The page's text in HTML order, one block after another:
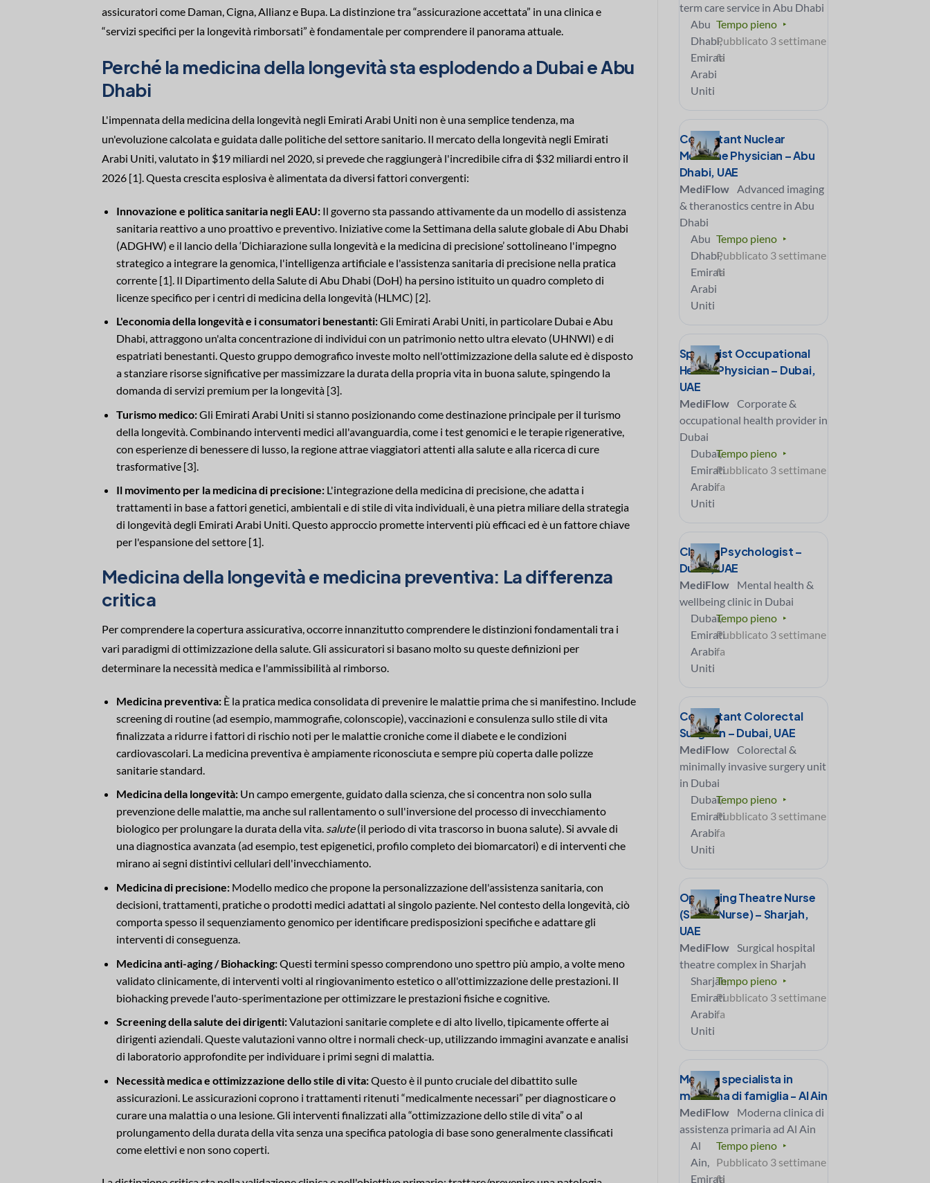
assicuratori come Daman, Cigna, Allianz e Bupa. La distinzione tra “assicurazione accettata” in una clinica e
“servizi specifici per la longevità rimborsati” è fondamentale per comprendere il panorama attuale.
Perché la medicina della longevità sta esplodendo a Dubai e Abu
Dhabi
L'impennata della medicina della longevità negli Emirati Arabi Uniti non è una semplice tendenza, ma
un'evoluzione calcolata e guidata dalle politiche del settore sanitario. Il mercato della longevità negli Emirati
Arabi Uniti, valutato in $19 miliardi nel 2020, si prevede che raggiungerà l'incredibile cifra di $32 miliardi entro il
2026 [1]. Questa crescita esplosiva è alimentata da diversi fattori convergenti:
Innovazione e politica sanitaria negli EAU:Il governo sta passando attivamente da un modello di assistenza
sanitaria reattivo a uno proattivo e preventivo. Iniziative come la Settimana della salute globale di Abu Dhabi
(ADGHW) e il lancio della ‘Dichiarazione sulla longevità e la medicina di precisione’ sottolineano l'impegno
strategico a integrare la genomica, l'intelligenza artificiale e l'assistenza sanitaria di precisione nella pratica
corrente [1]. Il Dipartimento della Salute di Abu Dhabi (DoH) ha persino istituito un quadro completo di
licenze specifico per i centri di medicina della longevità (HLMC) [2].
L'economia della longevità e i consumatori benestanti:Gli Emirati Arabi Uniti, in particolare Dubai e Abu
Dhabi, attraggono un'alta concentrazione di individui con un patrimonio netto ultra elevato (UHNWI) e di
espatriati benestanti. Questo gruppo demografico investe molto nell'ottimizzazione della salute ed è disposto
a stanziare risorse significative per massimizzare la durata della propria vita in buona salute, spingendo la
domanda di servizi premium per la longevità [3].
Turismo medico:Gli Emirati Arabi Uniti si stanno posizionando come destinazione principale per il turismo
della longevità. Combinando interventi medici all'avanguardia, come i test genomici e le terapie rigenerative,
con esperienze di benessere di lusso, la regione attrae viaggiatori attenti alla salute e alla ricerca di cure
trasformative [3].
Il movimento per la medicina di precisione:L'integrazione della medicina di precisione, che adatta i
trattamenti in base a fattori genetici, ambientali e di stile di vita individuali, è una pietra miliare della strategia
di longevità degli Emirati Arabi Uniti. Questo approccio promette interventi più efficaci ed è un fattore chiave
per l'espansione del settore [1].
Medicina della longevità e medicina preventiva: La differenza
critica
Per comprendere la copertura assicurativa, occorre innanzitutto comprendere le distinzioni fondamentali tra i
vari paradigmi di ottimizzazione della salute. Gli assicuratori si basano molto su queste definizioni per
determinare la necessità medica e l'ammissibilità al rimborso.
Medicina preventiva:È la pratica medica consolidata di prevenire le malattie prima che si manifestino. Include
screening di routine (ad esempio, mammografie, colonscopie), vaccinazioni e consulenza sullo stile di vita
finalizzata a ridurre i fattori di rischio noti per le malattie croniche come il diabete e le condizioni
cardiovascolari. La medicina preventiva è ampiamente riconosciuta e sempre più coperta dalle polizze
sanitarie standard.
Medicina della longevità:Un campo emergente, guidato dalla scienza, che si concentra non solo sulla
prevenzione delle malattie, ma anche sul rallentamento o sull'inversione del processo di invecchiamento
biologico per prolungare la durata della vita. salute(il periodo di vita trascorso in buona salute). Si avvale di
una diagnostica avanzata (ad esempio, test epigenetici, profilo completo dei biomarcatori) e di interventi che
mirano ai segni distintivi cellulari dell'invecchiamento.
Medicina di precisione:Modello medico che propone la personalizzazione dell'assistenza sanitaria, con
decisioni, trattamenti, pratiche o prodotti medici adattati al singolo paziente. Nel contesto della longevità, ciò
comporta spesso il sequenziamento genomico per identificare predisposizioni specifiche e adattare gli
interventi di conseguenza.
Medicina anti-aging / Biohacking:Questi termini spesso comprendono uno spettro più ampio, a volte meno
validato clinicamente, di interventi volti al ringiovanimento estetico o all'ottimizzazione delle prestazioni. Il
biohacking prevede l'auto-sperimentazione per ottimizzare le prestazioni fisiche e cognitive.
Screening della salute dei dirigenti:Valutazioni sanitarie complete e di alto livello, tipicamente offerte ai
dirigenti aziendali. Queste valutazioni vanno oltre i normali check-up, utilizzando immagini avanzate e analisi
di laboratorio approfondite per individuare i primi segni di malattia.
Necessità medica e ottimizzazione dello stile di vita:Questo è il punto cruciale del dibattito sulle
assicurazioni. Le assicurazioni coprono i trattamenti ritenuti “medicalmente necessari” per diagnosticare o
curare una malattia o una lesione. Gli interventi finalizzati alla “ottimizzazione dello stile di vita” o al
prolungamento della durata della vita senza una specifica patologia di base sono generalmente classificati
come elettivi e non sono coperti.
term care service in Abu Dhabi
Abu
Dhabi,
Emirati
Arabi
Uniti
Tempo pieno
Pubblicato 3 settimane
fa
Consultant Nuclear
Medicine Physician – Abu
Dhabi, UAE
MediFlow
Advanced imaging
& theranostics centre in Abu
Dhabi
Abu
Dhabi,
Emirati
Arabi
Uniti
Tempo pieno
Pubblicato 3 settimane
fa
Specialist Occupational
Health Physician – Dubai,
UAE
MediFlow
Corporate &
occupational health provider in
Dubai
Dubai,
Emirati
Arabi
Uniti
Tempo pieno
Pubblicato 3 settimane
fa
Clinical Psychologist –
Dubai, UAE
MediFlow
Mental health &
wellbeing clinic in Dubai
Dubai,
Emirati
Arabi
Uniti
Tempo pieno
Pubblicato 3 settimane
fa
Consultant Colorectal
Surgeon – Dubai, UAE
MediFlow
Colorectal &
minimally invasive surgery unit
in Dubai
Dubai,
Emirati
Arabi
Uniti
Tempo pieno
Pubblicato 3 settimane
fa
Operating Theatre Nurse
(Scrub Nurse) – Sharjah,
UAE
MediFlow
Surgical hospital
theatre complex in Sharjah
Sharjah,
Emirati
Arabi
Uniti
Tempo pieno
Pubblicato 3 settimane
fa
Medico specialista in
medicina di famiglia - Al Ain
MediFlow
Moderna clinica di
assistenza primaria ad Al Ain
Al
Ain,
Emirati
Tempo pieno
Pubblicato 3 settimane
fa